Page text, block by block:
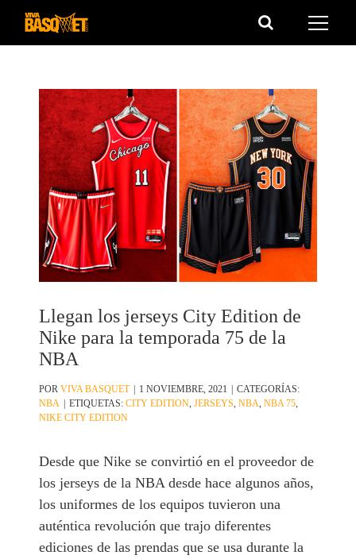
Saltar
Llegan los jerseys City Edition de
Nike para la temporada 75 de la
NBA
PORVIVA BASQUET | 1 NOVIEMBRE, 2021 | CATEGORÍAS:
NBA | ETIQUETAS:CITY EDITION ,JERSEYS ,NBA ,NBA 75
NIKE CITY EDITION
Desde que Nike se convirtió en el proveedor de
los jerseys de la NBA desde hace algunos años,
los uniformes de los equipos tuvieron una
auténtica revolución que trajo diferentes
ediciones de las prendas que se usa durante la